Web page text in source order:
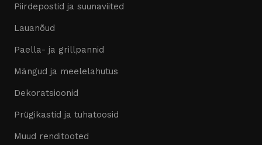
Piirdepostid ja suunaviited
Lauanõud
Paella- ja grillpannid
Mängud ja meelelahutus
Dekoratsioonid
Prügikastid ja tuhatoosid
Muud renditooted